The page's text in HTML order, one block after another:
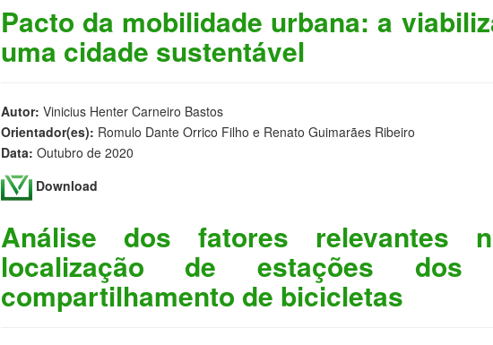
Pacto da mobilidade urbana: a
uma cidade sustentável
Autor: Vinicius Henter Carneiro Bastos
Orientador(es): Romulo Dante Orrico Filho e Renato Guimarães Ribeiro
Data: Outubro de 2020
Download
Análise dos fatores relevantes
localização de estações dos
compartilhamento de bicicletas